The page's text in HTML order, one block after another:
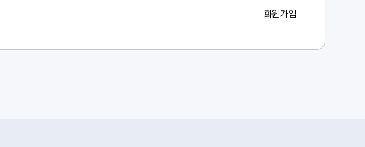
회원가입